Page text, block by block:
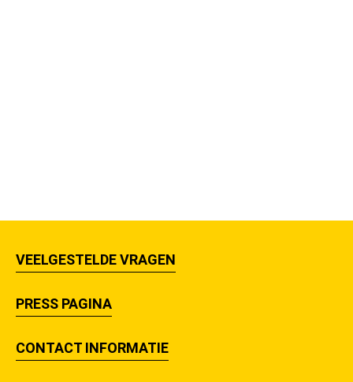
VEELGESTELDE VRAGEN
PRESS PAGINA
CONTACT INFORMATIE